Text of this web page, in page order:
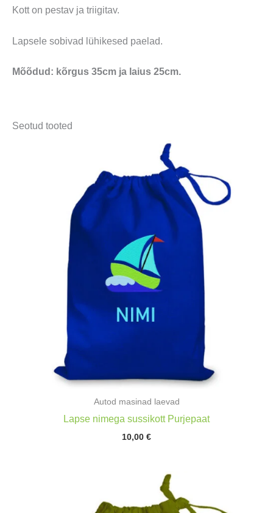
Kott on pestav ja triigitav.
Lapsele sobivad lühikesed paelad.
Mõõdud: kõrgus 35cm ja laius 25cm.
Seotud tooted
Autod masinad laevad
Lapse nimega sussikott Purjepaat
10,00 €